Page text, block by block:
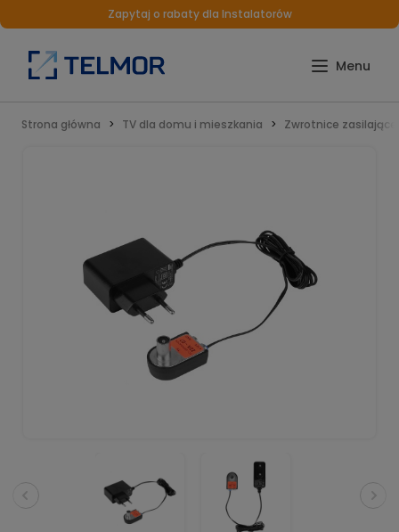
Zapytaj o rabaty dla Instalatorów
Strona główna TV dla domu i mieszkania Zwrotnice zasilające